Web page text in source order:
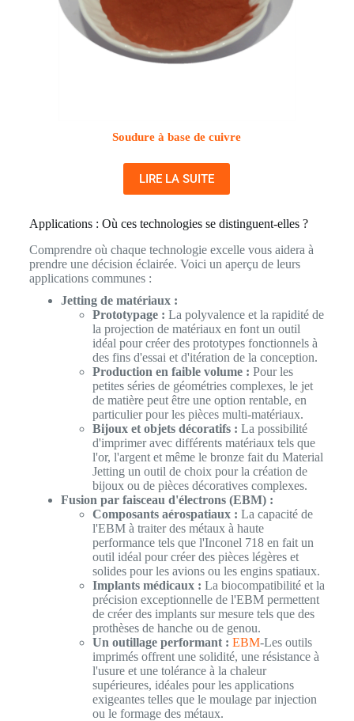
Soudure à base de cuivre
LIRE LA SUITE
Applications : Où ces technologies se distinguent-elles ?
Comprendre où chaque technologie excelle vous aidera à
prendre une décision éclairée. Voici un aperçu de leurs
applications communes :
Jetting de matériaux :
Prototypage : La polyvalence et la rapidité de
la projection de matériaux en font un outil
idéal pour créer des prototypes fonctionnels à
des fins d'essai et d'itération de la conception.
Production en faible volume : Pour les
petites séries de géométries complexes, le jet
de matière peut être une option rentable, en
particulier pour les pièces multi-matériaux.
Bijoux et objets décoratifs : La possibilité
d'imprimer avec différents matériaux tels que
l'or, l'argent et même le bronze fait du Material
Jetting un outil de choix pour la création de
bijoux ou de pièces décoratives complexes.
Fusion par faisceau d'électrons (EBM) :
Composants aérospatiaux : La capacité de
l'EBM à traiter des métaux à haute
performance tels que l'Inconel 718 en fait un
outil idéal pour créer des pièces légères et
solides pour les avions ou les engins spatiaux.
Implants médicaux : La biocompatibilité et la
précision exceptionnelle de l'EBM permettent
de créer des implants sur mesure tels que des
prothèses de hanche ou de genou.
Un outillage performant : EBM-Les outils
imprimés offrent une solidité, une résistance à
l'usure et une tolérance à la chaleur
supérieures, idéales pour les applications
exigeantes telles que le moulage par injection
ou le formage des métaux.